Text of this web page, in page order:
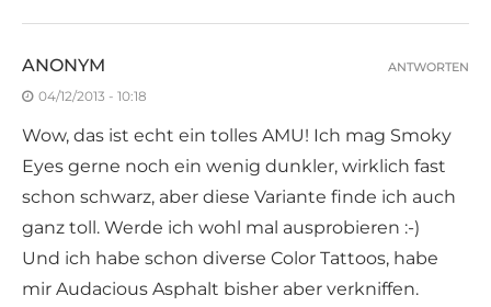
ANONYM
04/12/2013 - 10:18
Wow, das ist echt ein tolles AMU! Ich mag Smoky
Eyes gerne noch ein wenig dunkler, wirklich fast
schon schwarz, aber diese Variante finde ich auch
ganz toll. Werde ich wohl mal ausprobieren :-)
Und ich habe schon diverse Color Tattoos, habe
mir Audacious Asphalt bisher aber verkniffen.
ANTWORTEN